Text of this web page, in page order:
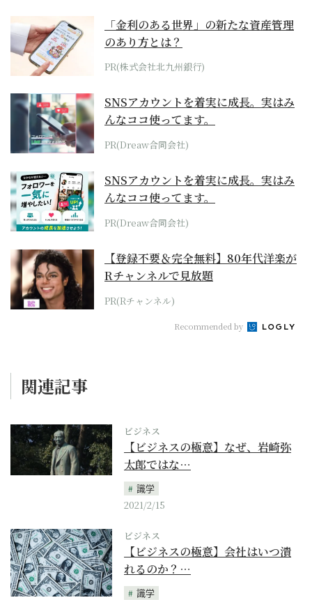
「金利のある世界」の新たな資産管理
のあり方とは？
PR(株式会社北九州銀行)
SNSアカウントを着実に成長。実はみ
んなココ使ってます。
PR(Dreaw合同会社)
SNSアカウントを着実に成長。実はみ
んなココ使ってます。
PR(Dreaw合同会社)
【登録不要＆完全無料】80年代洋楽が
Rチャンネルで見放題
PR(Rチャンネル)
Recommended by
関連記事
ビジネス
【ビジネスの極意】なぜ、岩崎弥
太郎ではな…
識学
2021/2/15
ビジネス
【ビジネスの極意】会社はいつ潰
れるのか？…
識学